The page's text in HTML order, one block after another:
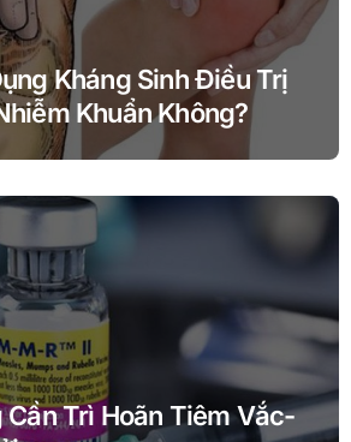
Kháng Sinh Điều Trị
Khuẩn Không?
Trì Hoãn Tiêm Vắc-